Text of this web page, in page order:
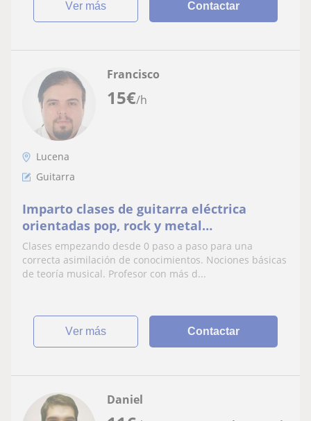
ver más Contactar
15€/h
Francisco
Lucena
Guitarra
Imparto clases de guitarra eléctrica
orientadas pop, rock y metal
principalmente.
Clases empezando desde 0 paso a paso para una
correcta asimilación de conocimientos. Nociones básicas
de teoría musical. Profesor con más d...
ver más Contactar
Daniel